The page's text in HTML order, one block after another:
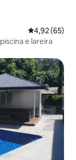
4,92 de uma
4,92 (65)
e lareira